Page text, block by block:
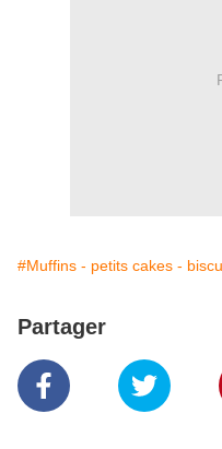
#Muffins - petits cakes -
Partager